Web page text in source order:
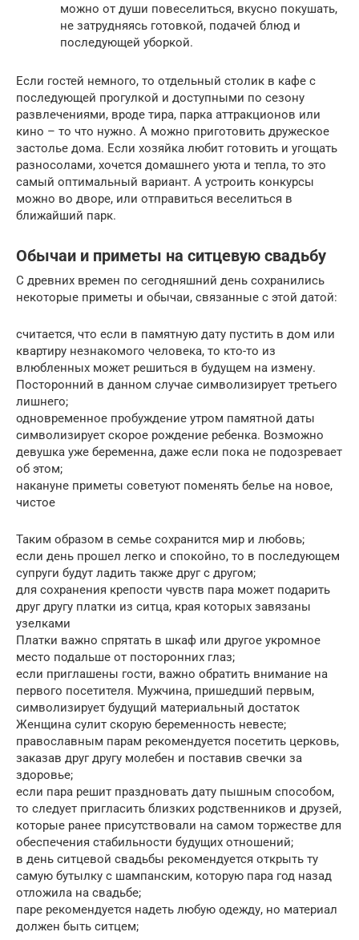
можно от души повеселиться, вкусно покушать,
не затрудняясь готовкой, подачей блюд и
последующей уборкой.
Если гостей немного, то отдельный столик в кафе с
последующей прогулкой и доступными по сезону
развлечениями, вроде тира, парка аттракционов или
кино – то что нужно. А можно приготовить дружеское
застолье дома. Если хозяйка любит готовить и угощать
разносолами, хочется домашнего уюта и тепла, то это
самый оптимальный вариант. А устроить конкурсы
можно во дворе, или отправиться веселиться в
ближайший парк.
Обычаи и приметы на ситцевую свадьбу
С древних времен по сегодняшний день сохранились
некоторые приметы и обычаи, связанные с этой датой:
считается, что если в памятную дату пустить в дом или
квартиру незнакомого человека, то кто-то из
влюбленных может решиться в будущем на измену.
Посторонний в данном случае символизирует третьего
лишнего;
одновременное пробуждение утром памятной даты
символизирует скорое рождение ребенка. Возможно
девушка уже беременна, даже если пока не подозревает
об этом;
накануне приметы советуют поменять белье на новое,
чистое
Таким образом в семье сохранится мир и любовь;
если день прошел легко и спокойно, то в последующем
супруги будут ладить также друг с другом;
для сохранения крепости чувств пара может подарить
друг другу платки из ситца, края которых завязаны
узелками
Платки важно спрятать в шкаф или другое укромное
место подальше от посторонних глаз;
если приглашены гости, важно обратить внимание на
первого посетителя. Мужчина, пришедший первым,
символизирует будущий материальный достаток
Женщина сулит скорую беременность невесте;
православным парам рекомендуется посетить церковь,
заказав друг другу молебен и поставив свечки за
здоровье;
если пара решит праздновать дату пышным способом,
то следует пригласить близких родственников и друзей,
которые ранее присутствовали на самом торжестве для
обеспечения стабильности будущих отношений;
в день ситцевой свадьбы рекомендуется открыть ту
самую бутылку с шампанским, которую пара год назад
отложила на свадьбе;
паре рекомендуется надеть любую одежду, но материал
должен быть ситцем;